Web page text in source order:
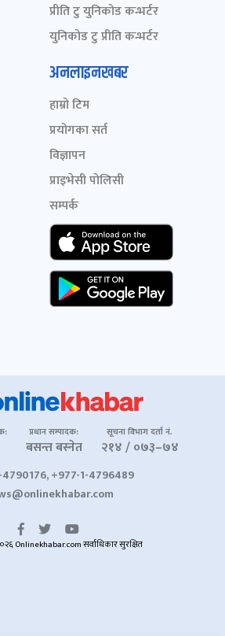
प्रीति टु युनिकोड कन्भर्टर
युनिकोड टु प्रीति कन्भर्टर
अनलाइनखबर
हाम्रो टिम
प्रयोगका सर्त
विज्ञापन
प्राइभेसी पोलिसी
सम्पर्क
प्रधान सम्पादक:
बसन्त बस्नेत
सूचना विभाग दर्ता नं.
२१४ / ०७३–७४
4790176, +977-1-4796489
Onlinekhabar.com सर्वाधिकार सुरक्षित